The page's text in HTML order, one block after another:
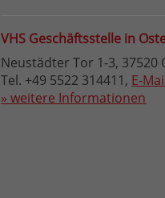
VHS Geschäftsstelle in
Neustädter Tor 1-3, 37520
Tel. +49 5522 314411, E-
» weitere Informationen